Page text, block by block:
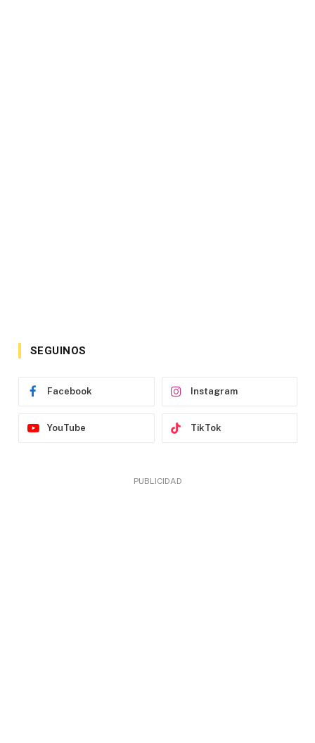
SEGUINOS
Facebook Instagram
YouTube TikTok
PUBLICIDAD